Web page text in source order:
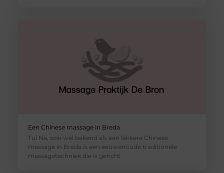
Een Chinese massage in Breda
Tui Na, ook wel bekend als een lekkere Chinese
massage in Breda is een eeuwenoude traditionele
massagetechniek die is gericht